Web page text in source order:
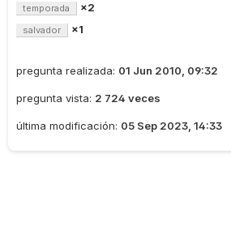
temporada ×2
salvador ×1
pregunta realizada: 01 Jun 2010, 09:32
pregunta vista: 2 724 veces
última modificación: 05 Sep 2023, 14:33